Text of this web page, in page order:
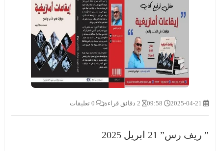
” ريف رس” 21 ابريل 2025